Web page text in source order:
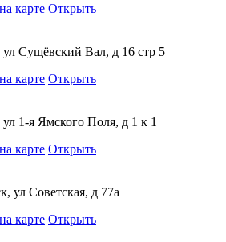
карте Открыть
Сущёвский Вал, д 16 стр 5
карте Открыть
1-я Ямского Поля, д 1 к 1
карте Открыть
ул Советская, д 77а
карте Открыть